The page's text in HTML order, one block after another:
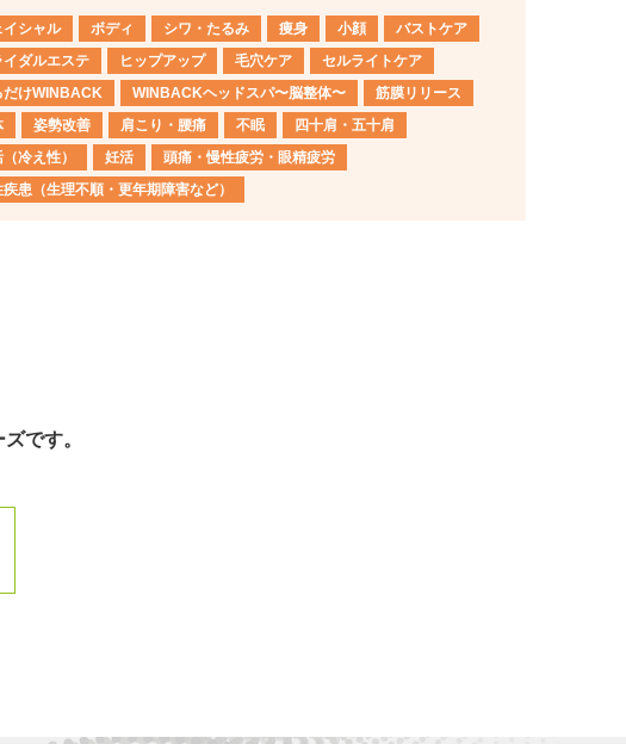
ゆったり完全個室
イシャル ボディ シワ・たるみ 痩身 小顔
バストケア
イダルエステ
ヒップアップ 毛穴ケア
セルライトケア
だけWINBACK
WINBACKヘッドスパ〜脳整体〜
筋膜リリース
姿勢改善 肩こり・腰痛 不眠
四十肩・五十肩
冷え性）
妊活
頭痛・慢性疲労・眼精疲労
患（生理不順・更年期障害など）
です。